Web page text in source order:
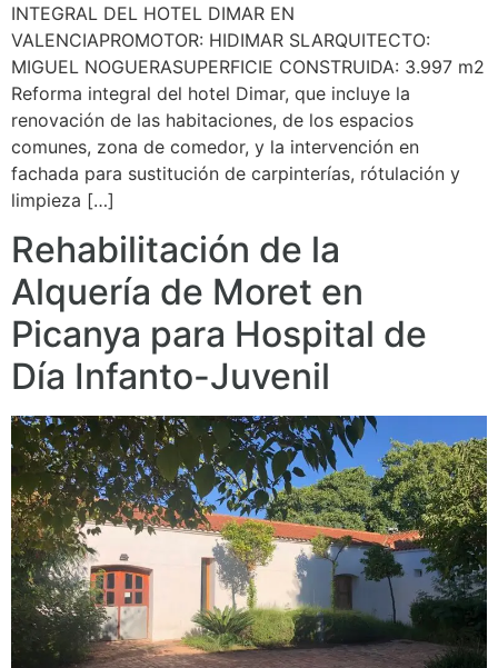
INTEGRAL DEL HOTEL DIMAR EN
VALENCIAPROMOTOR: HIDIMAR SLARQUITECTO:
MIGUEL NOGUERASUPERFICIE CONSTRUIDA: 3.997 m2
Reforma integral del hotel Dimar, que incluye la
renovación de las habitaciones, de los espacios
comunes, zona de comedor, y la intervención en
fachada para sustitución de carpinterías, rótulación y
limpieza […]
Rehabilitación de la
Alquería de Moret en
Picanya para Hospital de
Día Infanto-Juvenil